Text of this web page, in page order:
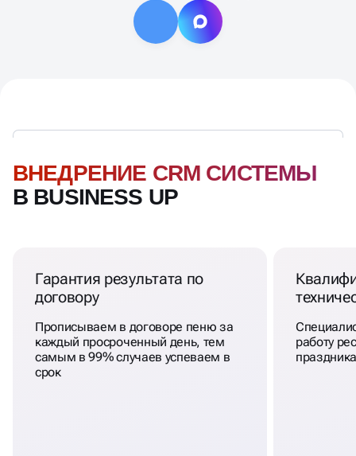
ВНЕДРЕНИЕ CRM СИСТЕМЫ
В BUSINESS UP
Гарантия результата по
договору
Прописываем в договоре пеню за
каждый просроченный день, тем
самым в 99% случаев успеваем в
срок
работу